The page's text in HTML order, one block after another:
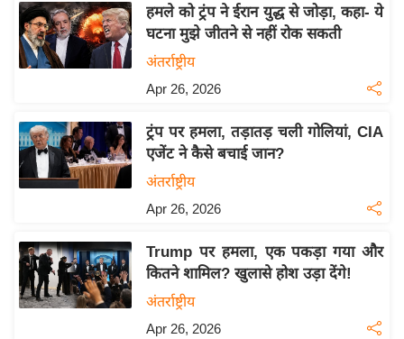
मि
सा
ल
मि
सा
ल
य
त
यं
हमले को ट्रंप ने ईरान युद्ध से जोड़ा, कहा- ये
घटना मुझे जीतने से नहीं रोक सकती
अंतर्राष्ट्रीय
Apr 26, 2026
ट्रंप पर हमला, तड़ातड़ चली गोलियां, CIA
एजेंट ने कैसे बचाई जान?
अंतर्राष्ट्रीय
Apr 26, 2026
Trump पर हमला, एक पकड़ा गया और
कितने शामिल? खुलासे होश उड़ा देंगे!
अंतर्राष्ट्रीय
Apr 26, 2026